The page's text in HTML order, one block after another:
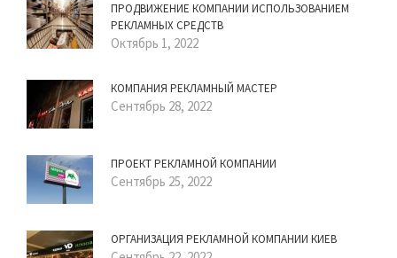
ПРОДВИЖЕНИЕ КОМПАНИИ ИСПОЛЬЗОВАНИЕМ
РЕКЛАМНЫХ СРЕДСТВ
Октябрь 1, 2022
КОМПАНИЯ РЕКЛАМНЫЙ МАСТЕР
Сентябрь 28, 2022
ПРОЕКТ РЕКЛАМНОЙ КОМПАНИИ
Сентябрь 25, 2022
ОРГАНИЗАЦИЯ РЕКЛАМНОЙ КОМПАНИИ КИЕВ